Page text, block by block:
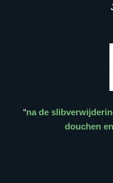
“na de
douchen